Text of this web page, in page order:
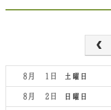
土曜日
8月 1
日曜日
8月 2